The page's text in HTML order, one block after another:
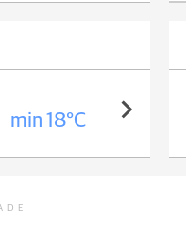
min 18°C